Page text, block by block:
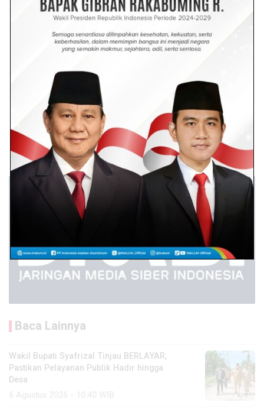
Baca Lainnya
Wakil Bupati Syafrizal Tinjau BERLAYAR,
Pastikan Pelayanan Publik Hadir hingga
Desa